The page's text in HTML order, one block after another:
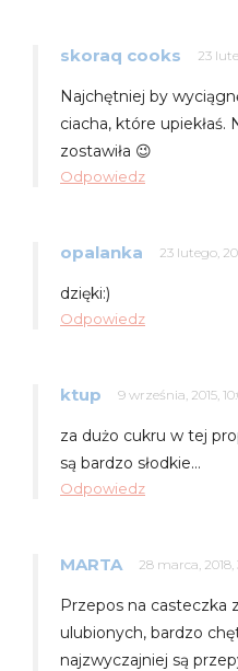
skoraq cooks 23
Najchętniej by
ciacha, które
zostawiła 😉
Odpowiedz
opalanka 23 lutego,
dzięki:)
Odpowiedz
ktup 9 września, 2015,
za dużo cukru w tej
są bardzo słodkie…
Odpowiedz
MARTA 28 marca, 2018,
Przepos na casteczka
ulubionych, bardzo
najzwyczajniej są